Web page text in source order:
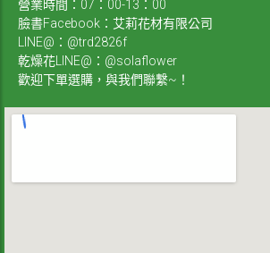
營業時間：07：00-13：00
臉書Facebook：艾莉花材有限公司
LINE@：@trd2826f
乾燥花LINE@：@solaflower
歡迎下單選購，與我們聯繫~！